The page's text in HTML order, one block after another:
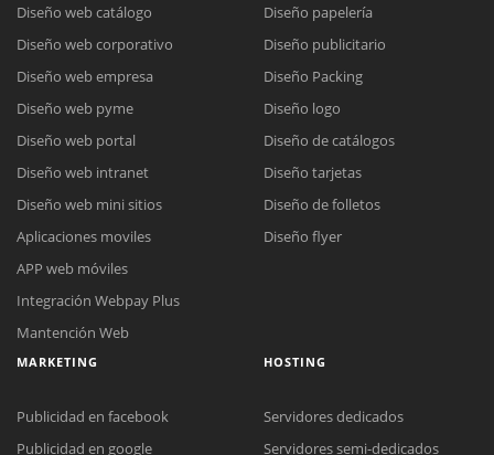
Diseño web catálogo
Diseño web corporativo
Diseño web empresa
Diseño web pyme
Diseño web portal
Diseño web intranet
Diseño web mini sitios
Aplicaciones moviles
APP web móviles
Integración Webpay Plus
Mantención Web
Diseño papelería
Diseño publicitario
Diseño Packing
Diseño logo
Diseño de catálogos
Diseño tarjetas
Diseño de folletos
Diseño flyer
MARKETING
Publicidad en facebook
Publicidad en google
HOSTING
Servidores dedicados
Servidores semi-dedicados